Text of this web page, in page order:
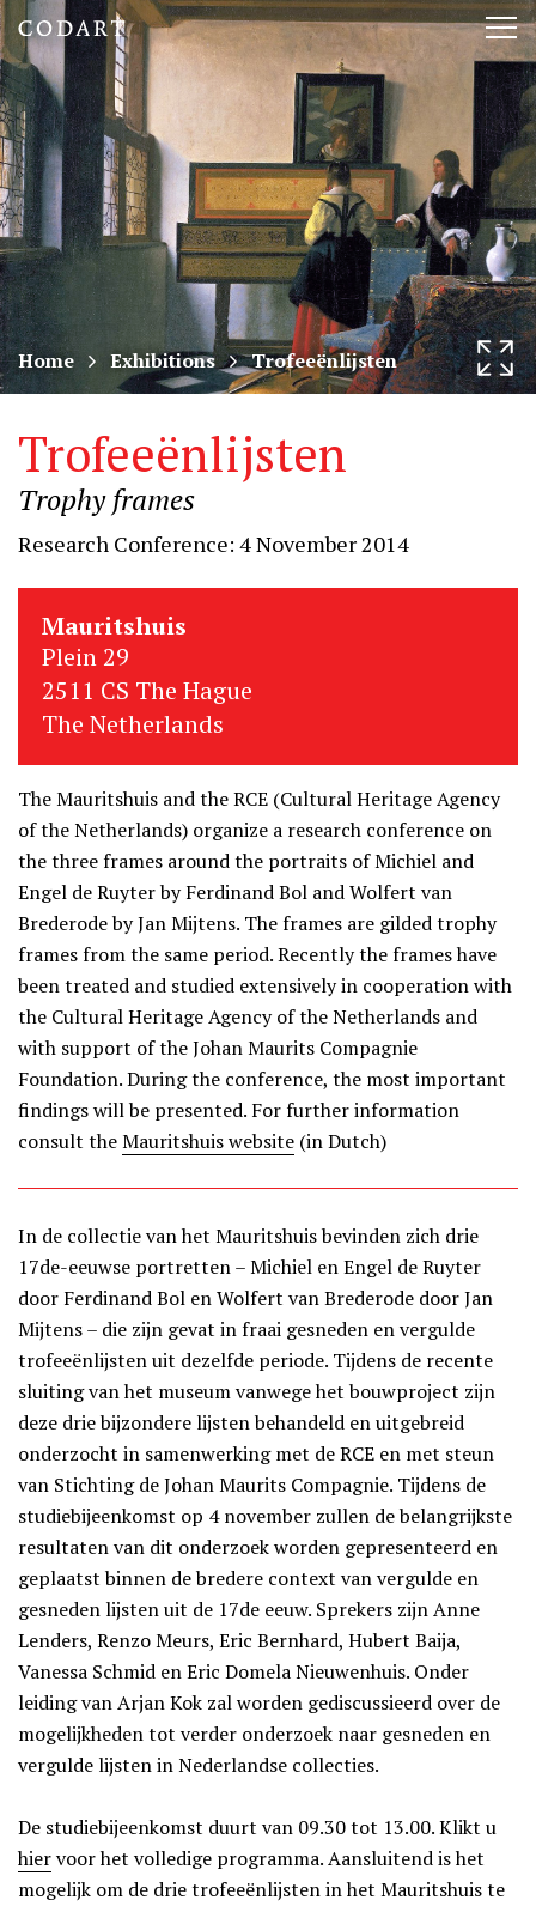
CODART,
Dutch
and
Flemish
art
in
museums
worldwide
Home Exhibitions Trofeeënlijsten
Trofeeënlijsten
Trophy frames
Research Conference: 4 November 2014
Mauritshuis
Plein 29
2511 CS The Hague
The Netherlands
The Mauritshuis and the RCE (Cultural Heritage Agency
of the Netherlands) organize a research conference on
the three frames around the portraits of Michiel and
Engel de Ruyter by Ferdinand Bol and Wolfert van
Brederode by Jan Mijtens. The frames are gilded trophy
frames from the same period. Recently the frames have
been treated and studied extensively in cooperation with
the Cultural Heritage Agency of the Netherlands and
with support of the Johan Maurits Compagnie
Foundation. During the conference, the most important
findings will be presented. For further information
consult theMauritshuis website (in Dutch)
In de collectie van het Mauritshuis bevinden zich drie
17de-eeuwse portretten – Michiel en Engel de Ruyter
door Ferdinand Bol en Wolfert van Brederode door Jan
Mijtens – die zijn gevat in fraai gesneden en vergulde
trofeeënlijsten uit dezelfde periode. Tijdens de recente
sluiting van het museum vanwege het bouwproject zijn
deze drie bijzondere lijsten behandeld en uitgebreid
onderzocht in samenwerking met de RCE en met steun
van Stichting de Johan Maurits Compagnie. Tijdens de
studiebijeenkomst op 4 november zullen de belangrijkste
resultaten van dit onderzoek worden gepresenteerd en
geplaatst binnen de bredere context van vergulde en
gesneden lijsten uit de 17de eeuw. Sprekers zijn Anne
Lenders, Renzo Meurs, Eric Bernhard, Hubert Baija,
Vanessa Schmid en Eric Domela Nieuwenhuis. Onder
leiding van Arjan Kok zal worden gediscussieerd over de
mogelijkheden tot verder onderzoek naar gesneden en
vergulde lijsten in Nederlandse collecties.
De studiebijeenkomst duurt van 09.30 tot 13.00. Klikt u
hiervoor het volledige programma. Aansluitend is het
mogelijk om de drie trofeeënlijsten in het Mauritshuis te